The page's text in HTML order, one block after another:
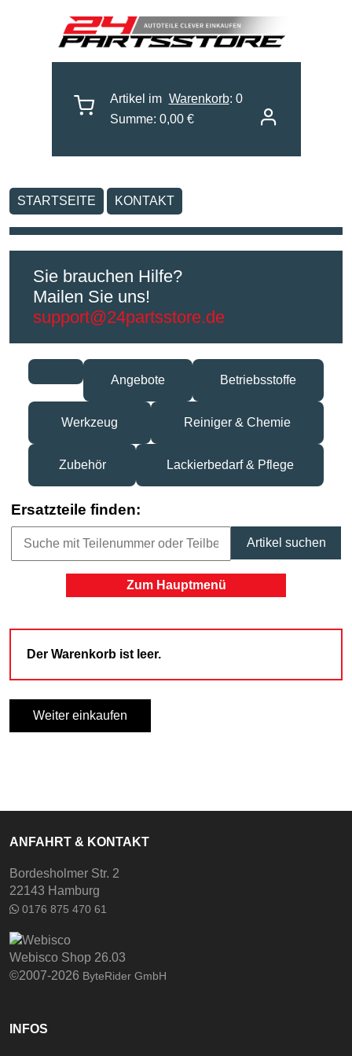
Artikel im Warenkorb: 0
Summe: 0,00 €
STARTSEITE KONTAKT
Sie brauchen Hilfe?
Mailen Sie uns!
support@24partsstore.de
Angebote Betriebsstoffe
Werkzeug Reiniger & Chemie
Zubehör Lackierbedarf & Pflege
Ersatzteile finden:
Zum Hauptmenü
Der Warenkorb ist leer.
Weiter einkaufen
ANFAHRT & KONTAKT
Bordesholmer Str. 2
22143 Hamburg
0176 875 470 61
Webisco Shop 26.03
©2007-2026 ByteRider GmbH
INFOS